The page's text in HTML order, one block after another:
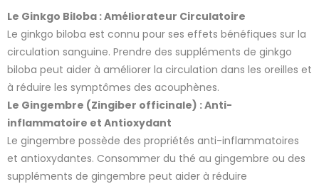
Le Ginkgo Biloba : Améliorateur Circulatoire
Le ginkgo biloba est connu pour ses effets bénéfiques sur la
circulation sanguine. Prendre des suppléments de ginkgo
biloba peut aider à améliorer la circulation dans les oreilles et
à réduire les symptômes des acouphènes.
Le Gingembre (Zingiber officinale) : Anti-
inflammatoire et Antioxydant
Le gingembre possède des propriétés anti-inflammatoires
et antioxydantes. Consommer du thé au gingembre ou des
suppléments de gingembre peut aider à réduire
5 avis